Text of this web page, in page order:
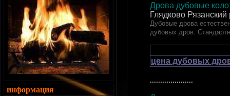
Дрова дубовые
Глядково Рязанский
Дубовые дрова
дубовых дров.
цена дубовых
.....................
информация